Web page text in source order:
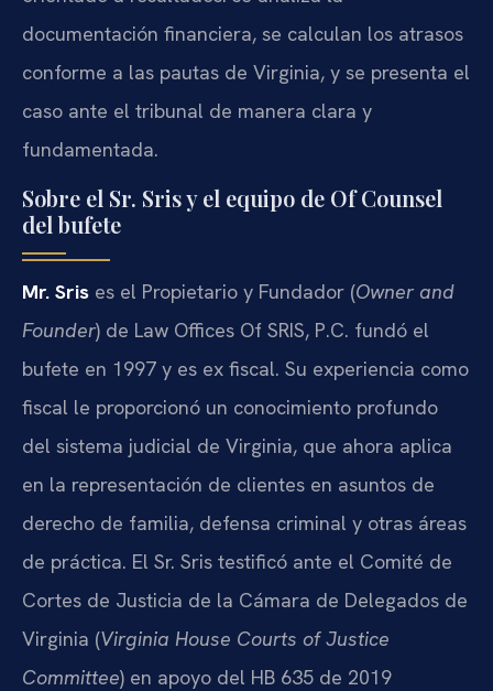
documentación financiera, se calculan los atrasos
conforme a las pautas de Virginia, y se presenta el
caso ante el tribunal de manera clara y
fundamentada.
Sobre el Sr. Sris y el equipo de Of Counsel
del bufete
Mr. Sris es el Propietario y Fundador (Owner and
Founder) de Law Offices Of SRIS, P.C. fundó el
bufete en 1997 y es ex fiscal. Su experiencia como
fiscal le proporcionó un conocimiento profundo
del sistema judicial de Virginia, que ahora aplica
en la representación de clientes en asuntos de
derecho de familia, defensa criminal y otras áreas
de práctica. El Sr. Sris testificó ante el Comité de
Cortes de Justicia de la Cámara de Delegados de
Virginia (Virginia House Courts of Justice
Committee) en apoyo del HB 635 de 2019